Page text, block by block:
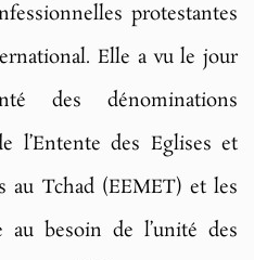
protestantes
Elle a vu le jour
des dénominations
l’Entente des Eglises et
au Tchad (EEMET) et les
au besoin de l’unité des